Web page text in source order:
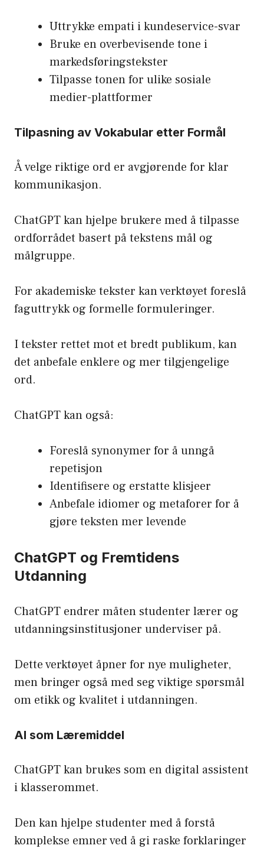
Uttrykke empati i kundeservice-svar
Bruke en overbevisende tone i
markedsføringstekster
Tilpasse tonen for ulike sosiale
medier-plattformer
Tilpasning av Vokabular etter Formål
Å velge riktige ord er avgjørende for klar
kommunikasjon.
ChatGPT kan hjelpe brukere med å tilpasse
ordforrådet basert på tekstens mål og
målgruppe.
For akademiske tekster kan verktøyet foreslå
faguttrykk og formelle formuleringer.
I tekster rettet mot et bredt publikum, kan
det anbefale enklere og mer tilgjengelige
ord.
ChatGPT kan også:
Foreslå synonymer for å unngå
repetisjon
Identifisere og erstatte klisjeer
Anbefale idiomer og metaforer for å
gjøre teksten mer levende
ChatGPT og Fremtidens
Utdanning
ChatGPT endrer måten studenter lærer og
utdanningsinstitusjoner underviser på.
Dette verktøyet åpner for nye muligheter,
men bringer også med seg viktige spørsmål
om etikk og kvalitet i utdanningen.
AI som Læremiddel
ChatGPT kan brukes som en digital assistent
i klasserommet.
Den kan hjelpe studenter med å forstå
komplekse emner ved å gi raske forklaringer